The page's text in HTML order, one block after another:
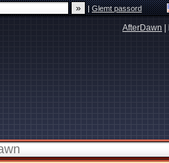
|Glemt passord
AfterDawn